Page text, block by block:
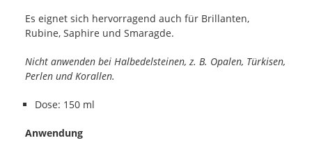
Es eignet sich hervorragend auch für Brillanten,
Rubine, Saphire und Smaragde.
Nicht anwenden bei Halbedelsteinen, z. B. Opalen, Türkisen,
Perlen und Korallen.
Dose: 150 ml
Anwendung